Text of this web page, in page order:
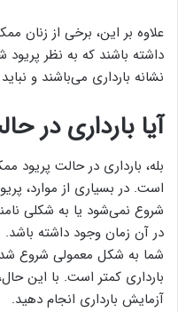
علاوه بر این، برخی از زنان
داشته باشند که به نظر
نشانه بارداری می‌باشند و
آیا بارداری در
بله، بارداری در حالت پریود
است. در بسیاری از موارد،
شروع نمی‌شود یا به شکلی
در آن زمان وجود داشته
شما به شکل معمولی شروع شده
بارداری کمتر است. با این
آزمایش بارداری انجام دهید.